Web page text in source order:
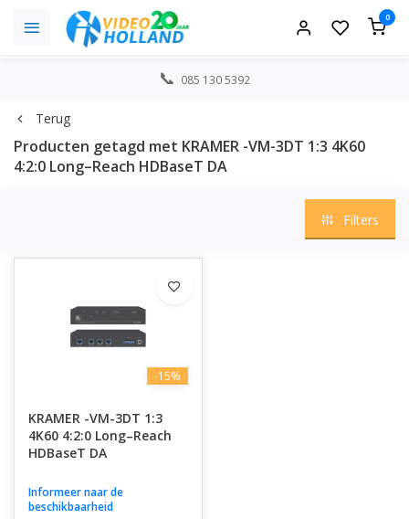
0
085 130 5392
Terug
Producten getagd met KRAMER -VM-3DT 1:3 4K60
4:2:0 Long–Reach HDBaseT DA
Filters
-15%
KRAMER -VM-3DT 1:3
4K60 4:2:0 Long–Reach
HDBaseT DA
Informeer naar de
beschikbaarheid